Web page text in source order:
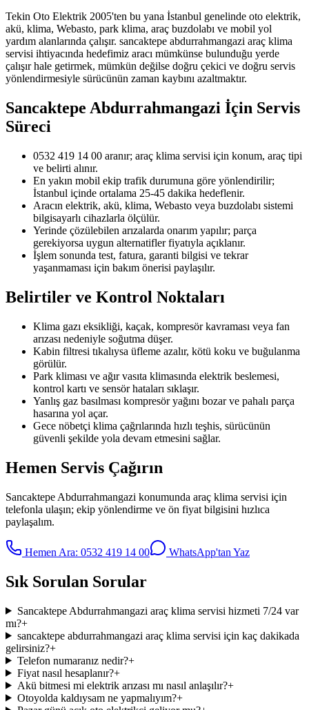
Tekin Oto Elektrik 2005'ten bu yana İstanbul genelinde oto elektrik,
akü, klima, Webasto, park klima, araç buzdolabı ve mobil yol
yardım alanlarında çalışır. sancaktepe abdurrahmangazi araç klima
servisi ihtiyacında hedefimiz aracı mümkünse bulunduğu yerde
çalışır hale getirmek, mümkün değilse doğru çekici ve doğru servis
yönlendirmesiyle sürücünün zaman kaybını azaltmaktır.
Sancaktepe Abdurrahmangazi İçin Servis
Süreci
0532 419 14 00 aranır; araç klima servisi için konum, araç tipi
ve belirti alınır.
En yakın mobil ekip trafik durumuna göre yönlendirilir;
İstanbul içinde ortalama 25-45 dakika hedeflenir.
Aracın elektrik, akü, klima, Webasto veya buzdolabı sistemi
bilgisayarlı cihazlarla ölçülür.
Yerinde çözülebilen arızalarda onarım yapılır; parça
gerekiyorsa uygun alternatifler fiyatıyla açıklanır.
İşlem sonunda test, fatura, garanti bilgisi ve tekrar
yaşanmaması için bakım önerisi paylaşılır.
Belirtiler ve Kontrol Noktaları
Klima gazı eksikliği, kaçak, kompresör kavraması veya fan
arızası nedeniyle soğutma düşer.
Kabin filtresi tıkalıysa üfleme azalır, kötü koku ve buğulanma
görülür.
Park kliması ve ağır vasıta klimasında elektrik beslemesi,
kontrol kartı ve sensör hataları sıklaşır.
Yanlış gaz basılması kompresör yağını bozar ve pahalı parça
hasarına yol açar.
Gece nöbetçi klima çağrılarında hızlı teşhis, sürücünün
güvenli şekilde yola devam etmesini sağlar.
Hemen Servis Çağırın
Sancaktepe Abdurrahmangazi konumunda araç klima servisi için
telefonla ulaşın; ekip yönlendirme ve ön fiyat bilgisini hızlıca
paylaşalım.
Hemen Ara: 0532 419 14 00 WhatsApp'tan Yaz
Sık Sorulan Sorular
Sancaktepe Abdurrahmangazi araç klima servisi hizmeti 7/24 var
mı?+
sancaktepe abdurrahmangazi araç klima servisi için kaç dakikada
gelirsiniz?+
Telefon numaranız nedir?+
Fiyat nasıl hesaplanır?+
Akü bitmesi mi elektrik arızası mı nasıl anlaşılır?+
Otoyolda kaldıysam ne yapmalıyım?+